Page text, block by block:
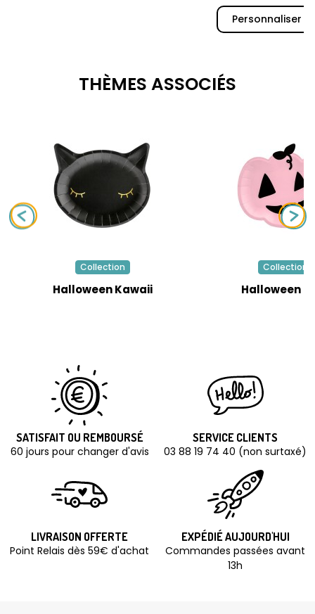
Personnaliser
THÈMES ASSOCIÉS
Collection
Halloween Kawaii
Collection
Halloween
SATISFAIT OU REMBOURSÉ
60 jours pour changer d'avis
SERVICE CLIENTS
03 88 19 74 40 (non surtaxé)
LIVRAISON OFFERTE
Point Relais dès 59€ d'achat
EXPÉDIÉ AUJOURD'HUI
Commandes passées avant
13h